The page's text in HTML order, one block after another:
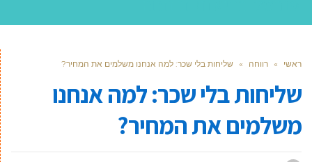
ראשי » רווחה » שליחות בלי שכר: למה אנחנו משלמים את המחיר?
שליחות בלי שכר: למה אנחנו
משלמים את המחיר?